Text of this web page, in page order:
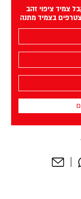
צמיד ציפוי זהב
בצמיד מתנה
Send